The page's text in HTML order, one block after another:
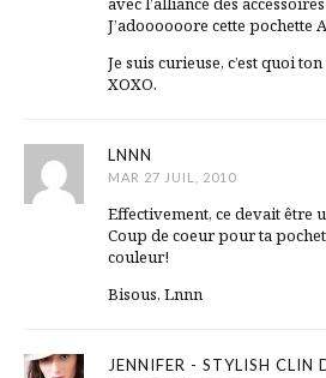
J’adoooooore cette pochette
Je suis curieuse, c’est quoi
XOXO.
LNNN
MAR 27 JUIL, 2010
Effectivement, ce devait être
Coup de coeur pour ta
couleur!
Bisous, Lnnn
JENNIFER - STYLISH CLIN